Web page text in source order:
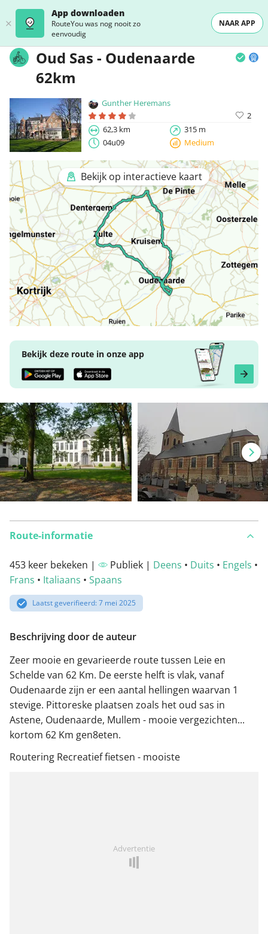
App downloaden
RouteYou was nog nooit zo
eenvoudig
NAAR APP
Oud Sas - Oudenaarde
62km
Gunther Heremans
2
62,3 km
315 m
04u09
Medium
Bekijk op interactieve kaart
Bekijk deze route in onze app
Route-informatie
453 keer bekeken | Publiek | Deens • Duits • Engels •
Frans • Italiaans • Spaans
Laatst geverifieerd: 7 mei 2025
Beschrijving door de auteur
Zeer mooie en gevarieerde route tussen Leie en
Schelde van 62 Km. De eerste helft is vlak, vanaf
Oudenaarde zijn er een aantal hellingen waarvan 1
stevige. Pittoreske plaatsen zoals het oud sas in
Astene, Oudenaarde, Mullem - mooie vergezichten...
kortom 62 Km gen8eten.
Routering Recreatief fietsen - mooiste
Advertentie